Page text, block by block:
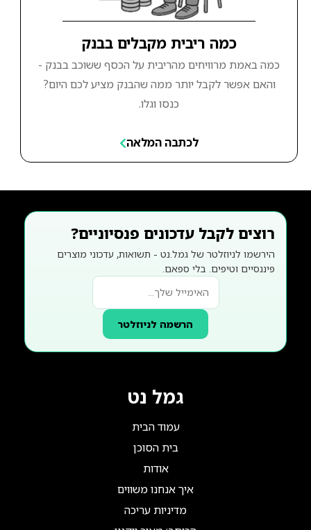
כמה ריבית מקבלים בבנק
כמה באמת מרוויחים מהריבית על הכסף ששוכב בבנק -
והאם אפשר לקבל יותר ממה שהבנק מציע לכם היום?
כנסו וגלו.
לכתבה המלאה
רוצים לקבל עדכונים פנסיוניים?
הירשמו לניוזלטר של גמל.נט - תשואות, עדכוני מוצרים
פיננסיים וטיפים. בלי ספאם.
הרשמה לניוזלטר
גמל נט
עמוד הבית
בית הסוכן
אודות
איך אנחנו משווים
מדיניות עריכה